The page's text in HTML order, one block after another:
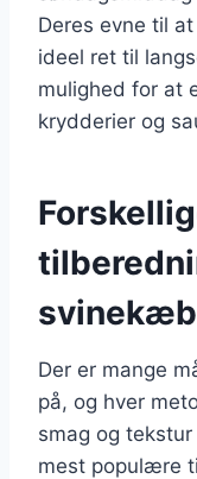
Deres evne til
ideel ret til
mulighed for at
krydderier og
Der er mange
på, og hver
smag og
mest populære